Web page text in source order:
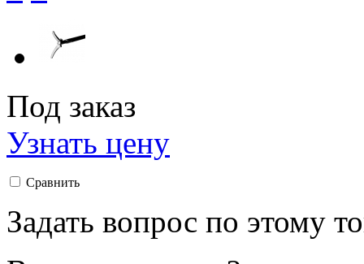
Под заказ
Узнать цену
Сравнить
Задать вопрос по этому